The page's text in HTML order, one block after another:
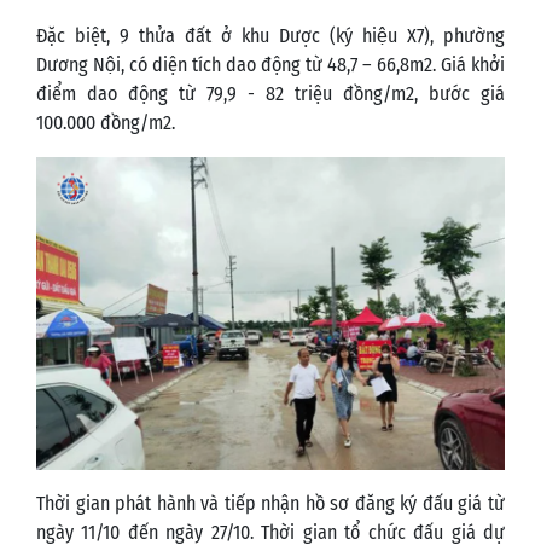
Đặc biệt, 9 thửa đất ở khu Dược (ký hiệu X7), phường
Dương Nội, có diện tích dao động từ 48,7 – 66,8m2. Giá khởi
điểm dao động từ 79,9 - 82 triệu đồng/m2, bước giá
100.000 đồng/m2.
Thời gian phát hành và tiếp nhận hồ sơ đăng ký đấu giá từ
ngày 11/10 đến ngày 27/10. Thời gian tổ chức đấu giá dự